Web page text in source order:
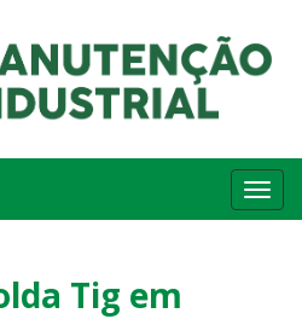
Tig em